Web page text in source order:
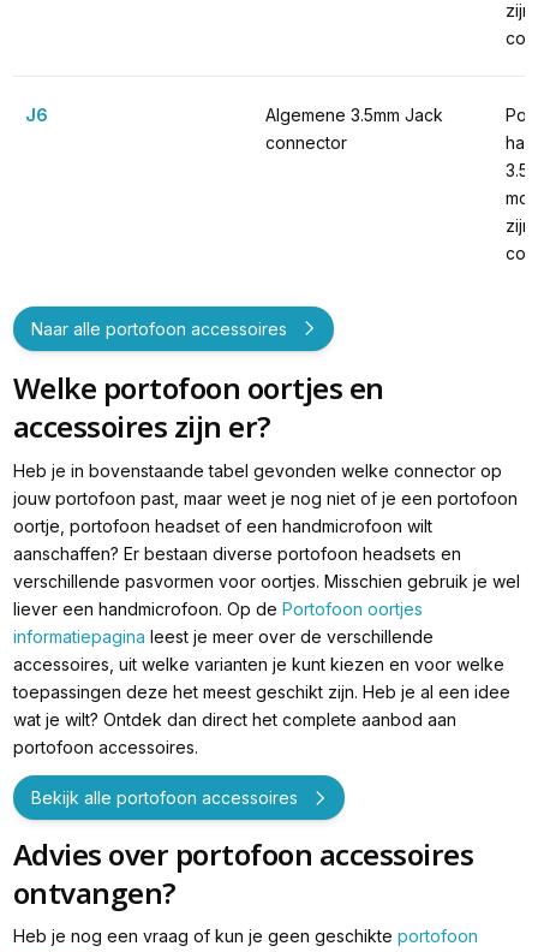
zijn
J6
Algemene 3.5mm Jack
connector
zijn
Naar alle portofoon accessoires
Welke portofoon oortjes en
accessoires zijn er?
Heb je in bovenstaande tabel gevonden welke connector op
jouw portofoon past, maar weet je nog niet of je een portofoon
oortje, portofoon headset of een handmicrofoon wilt
aanschaffen? Er bestaan diverse portofoon headsets en
verschillende pasvormen voor oortjes. Misschien gebruik je wel
liever een handmicrofoon. Op de Portofoon oortjes
informatiepagina leest je meer over de verschillende
accessoires, uit welke varianten je kunt kiezen en voor welke
toepassingen deze het meest geschikt zijn. Heb je al een idee
wat je wilt? Ontdek dan direct het complete aanbod aan
portofoon accessoires.
Bekijk alle portofoon accessoires
Advies over portofoon accessoires
ontvangen?
Heb je nog een vraag of kun je geen geschikte portofoon